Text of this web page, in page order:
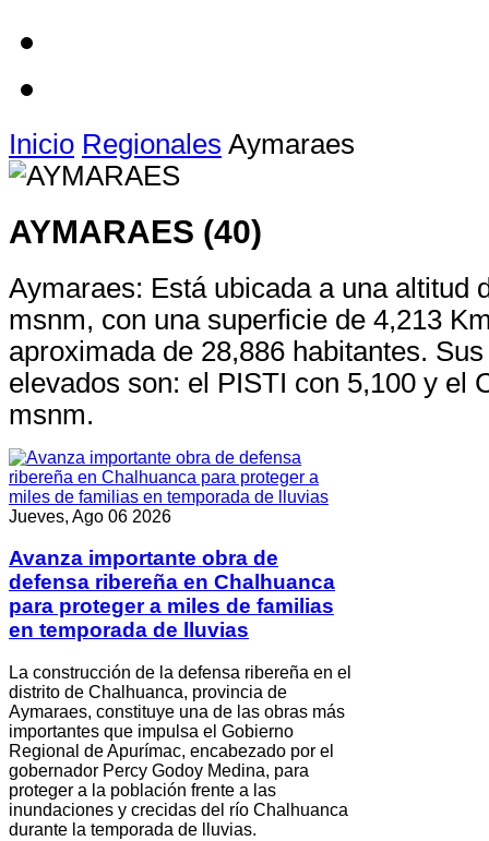
Inicio Regionales Aymaraes
AYMARAES (40)
Aymaraes: Está ubicada a una altitud
msnm, con una superficie de 4,213
aproximada de 28,886 habitantes.
elevados son: el PISTI con 5,100 y el
msnm.
Jueves, Ago 06 2026
Avanza importante obra de
defensa ribereña en Chalhuanca
para proteger a miles de familias
en temporada de lluvias
La construcción de la defensa ribereña en el
distrito de Chalhuanca, provincia de
Aymaraes, constituye una de las obras más
importantes que impulsa el Gobierno
Regional de Apurímac, encabezado por el
gobernador Percy Godoy Medina, para
proteger a la población frente a las
inundaciones y crecidas del río Chalhuanca
durante la temporada de lluvias.